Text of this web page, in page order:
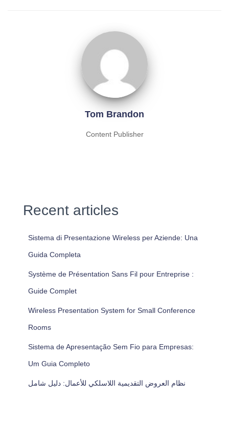
Tom Brandon
Content Publisher
Recent articles
Sistema di Presentazione Wireless per Aziende: Una
Guida Completa
Système de Présentation Sans Fil pour Entreprise :
Guide Complet
Wireless Presentation System for Small Conference
Rooms
Sistema de Apresentação Sem Fio para Empresas:
Um Guia Completo
نظام العروض التقديمية اللاسلكي للأعمال: دليل شامل